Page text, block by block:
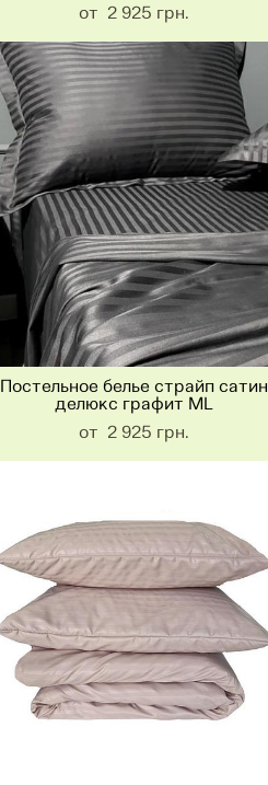
от 2 925 грн.
Постельное белье страйп сатин
делюкс графит ML
от 2 925 грн.